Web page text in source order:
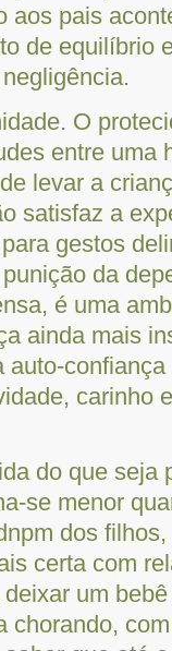
aos pais
de equilíbrio
O
entre uma
levar a
satisfaz a
gestos
da
é uma
ainda mais
auto-
carinho
do que seja
se menor
dos
certa com
um
chorando,